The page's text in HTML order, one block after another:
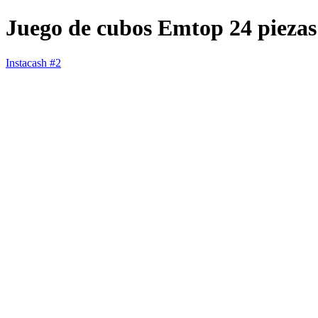
Juego de cubos Emtop 24
Instacash #2